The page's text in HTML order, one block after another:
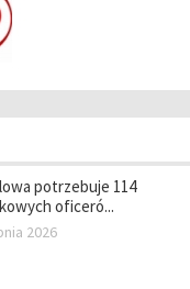
potrzebuje 114
oficeró...
2026